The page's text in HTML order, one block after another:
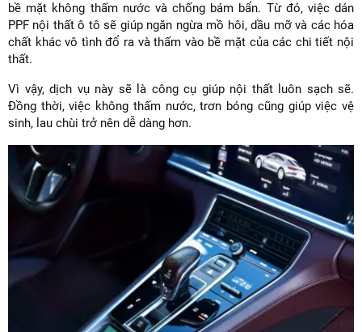
bề mặt không thấm nước và chống bám bẩn. Từ đó, việc dán
PPF nội thất ô tô sẽ giúp ngăn ngừa mồ hôi, dầu mỡ và các hóa
chất khác vô tình đổ ra và thấm vào bề mặt của các chi tiết nội
thất.
Vì vậy, dịch vụ này sẽ là công cụ giúp nội thất luôn sạch sẽ.
Đồng thời, việc không thấm nước, trơn bóng cũng giúp việc vệ
sinh, lau chùi trở nên dễ dàng hơn.